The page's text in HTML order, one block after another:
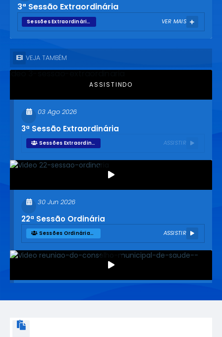
Sessões Extraordinárias
3ª Sessão Extraordinária
VER MAIS
VEJA TAMBÉM
Sessões Extraordinárias
03 Ago 2026
3ª Sessão Extraordinária
ASSISTIR
Sessões Ordinárias de 2026
30 Jun 2026
22ª Sessão Ordinária
ASSISTIR
25/06/2026